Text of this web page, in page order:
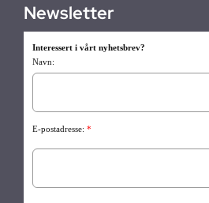
Newsletter
Interessert i vårt nyhetsbrev?
Navn:
E-postadresse: *